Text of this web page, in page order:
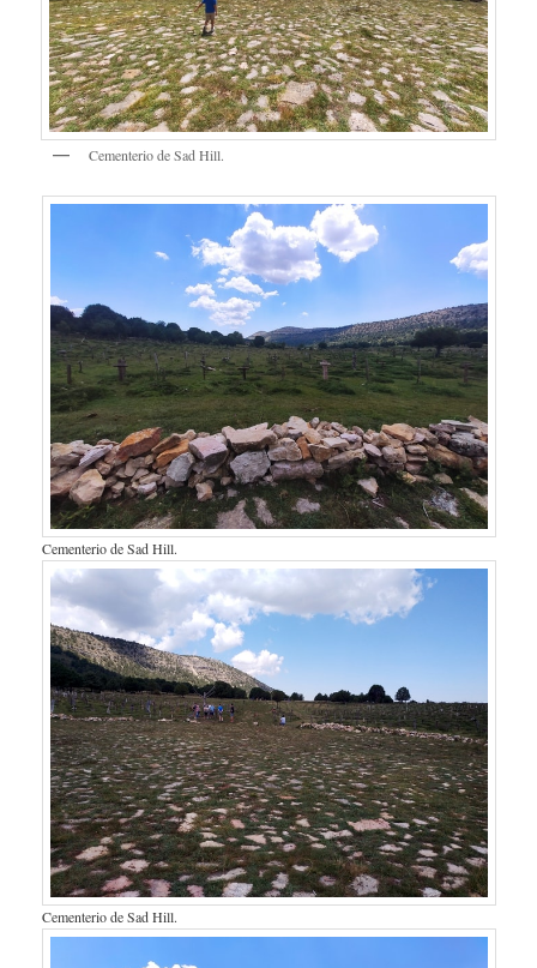
Cementerio de Sad Hill.
Cementerio de Sad Hill.
Cementerio de Sad Hill.